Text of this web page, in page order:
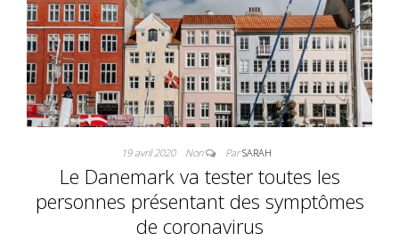
19 avril 2020 Non ParSARAH
Le Danemark va tester toutes les
personnes présentant des symptômes
de coronavirus